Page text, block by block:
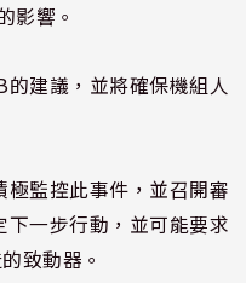
影響。
建議，並將確保機組人
極監控此事件，並召開審
一步行動，並可能要求
致動器。